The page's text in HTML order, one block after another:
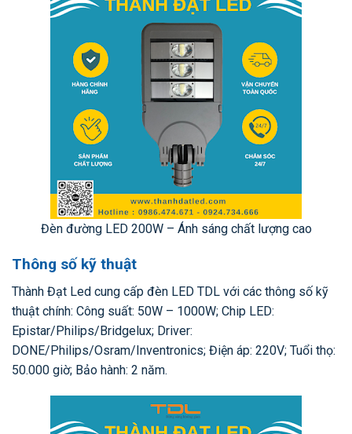
Đèn đường LED 200W – Ánh sáng chất lượng cao
Thông số kỹ thuật
Thành Đạt Led cung cấp đèn LED TDL với các thông số kỹ
thuật chính: Công suất: 50W – 1000W; Chip LED:
Epistar/Philips/Bridgelux; Driver:
DONE/Philips/Osram/Inventronics; Điện áp: 220V; Tuổi thọ:
50.000 giờ; Bảo hành: 2 năm.